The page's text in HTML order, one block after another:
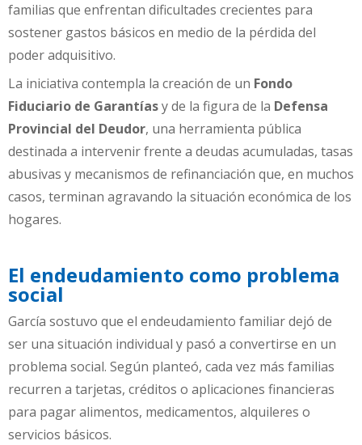
familias que enfrentan dificultades crecientes para
sostener gastos básicos en medio de la pérdida del
poder adquisitivo.
La iniciativa contempla la creación de un Fondo
Fiduciario de Garantíasy de la figura de la Defensa
Provincial del Deudor, una herramienta pública
destinada a intervenir frente a deudas acumuladas, tasas
abusivas y mecanismos de refinanciación que, en muchos
casos, terminan agravando la situación económica de los
hogares.
El endeudamiento como problema
social
García sostuvo que el endeudamiento familiar dejó de
ser una situación individual y pasó a convertirse en un
problema social. Según planteó, cada vez más familias
recurren a tarjetas, créditos o aplicaciones financieras
para pagar alimentos, medicamentos, alquileres o
servicios básicos.